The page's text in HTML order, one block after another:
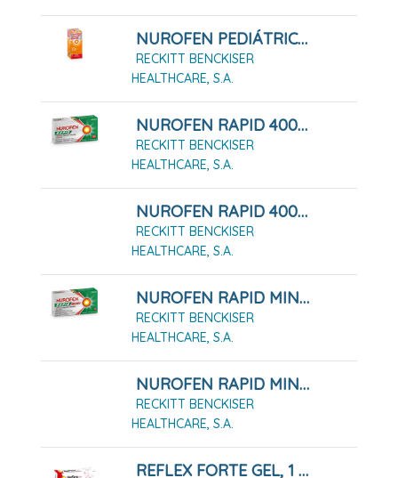
NUROFEN PEDIÁTRICO 40 MG/ML SUSPENSIÓN ORAL 150 ML FRESA
RECKITT BENCKISER
HEALTHCARE, S.A.
NUROFEN RAPID 400 MG CÁPSULAS BLANDAS, 10 CÁPSULAS
RECKITT BENCKISER
HEALTHCARE, S.A.
NUROFEN RAPID 400 MG CÁPSULAS BLANDAS, 20 CÁPSULAS
RECKITT BENCKISER
HEALTHCARE, S.A.
NUROFEN RAPID MINI 400 MG CAPSULAS BLANDAS, 10 Cápsulas
RECKITT BENCKISER
HEALTHCARE, S.A.
NUROFEN RAPID MINI 400 MG CAPSULAS BLANDAS, 20 Cápsulas
RECKITT BENCKISER
HEALTHCARE, S.A.
REFLEX FORTE GEL, 1 Tubo De 100g